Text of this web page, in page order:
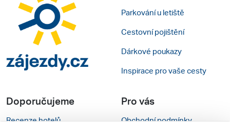
Parkování u letiště
Cestovní pojištění
Dárkové poukazy
Inspirace pro vaše cesty
Doporučujeme
Recenze hotelů
Pro vás
Obchodní podmínky